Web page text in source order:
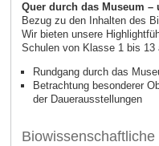
Quer durch das Museum –
Bezug zu den Inhalten des
Wir bieten unsere
Schulen von Klasse 1 bis 13
Rundgang durch das
Betrachtung besonderer
der Dauerausstellungen
Biowissenschaftliche